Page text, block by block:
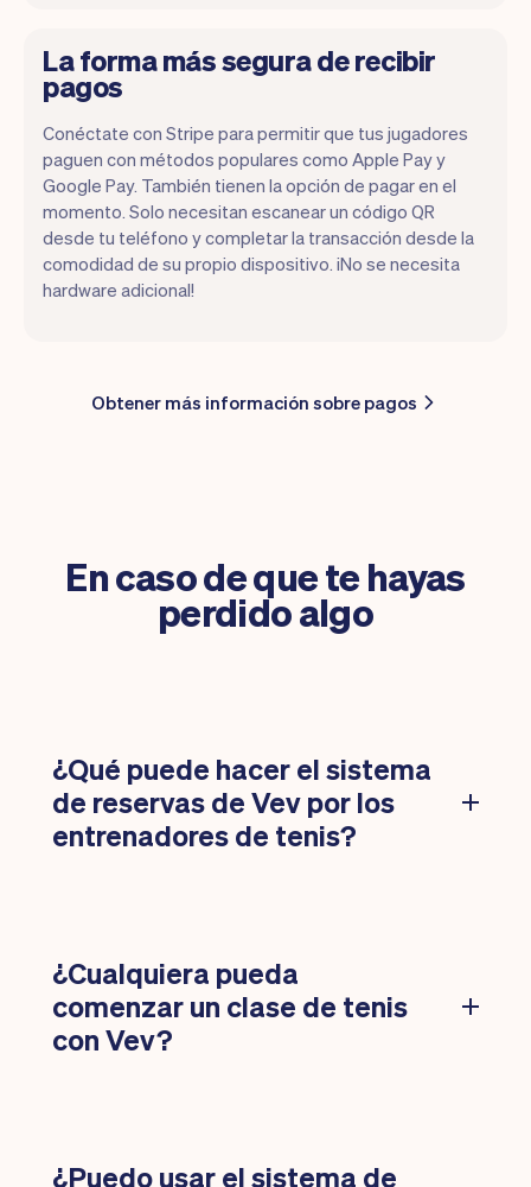
La forma más segura de recibir
pagos
Conéctate con Stripe para permitir que tus jugadores
paguen con métodos populares como Apple Pay y
Google Pay. También tienen la opción de pagar en el
momento. Solo necesitan escanear un código QR
desde tu teléfono y completar la transacción desde la
comodidad de su propio dispositivo. ¡No se necesita
hardware adicional!
Obtener más información sobre pagos
En caso de que te hayas
perdido algo
¿Qué puede hacer el sistema
de reservas de Vev por los
entrenadores de tenis?
¿Cualquiera pueda
comenzar un clase de tenis
con Vev?
¿Puedo usar el sistema de